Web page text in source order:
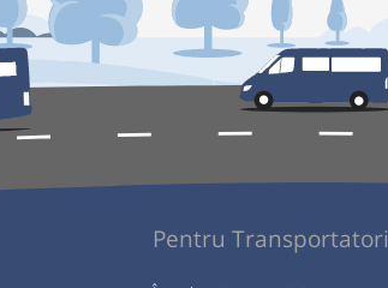
Pentru Transportatori